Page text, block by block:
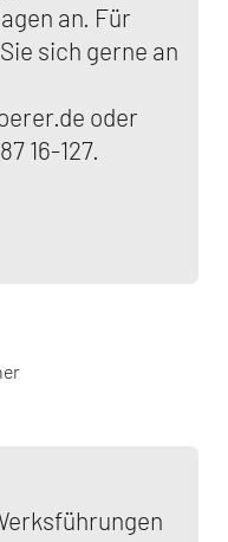
an. Für
sich gerne an
oder
16-127.